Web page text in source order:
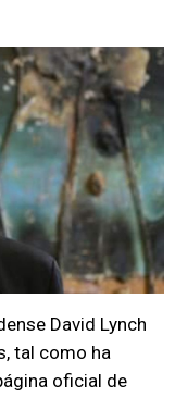
David Lynch
tal como ha
oficial de